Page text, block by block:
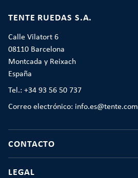
TENTE RUEDAS S.A.
Calle Vilatort 6
08110 Barcelona
Montcada y Reixach
España
Tel.: +34 93 56 50 737
Correo electrónico: info.es@tente.com
CONTACTO
LEGAL